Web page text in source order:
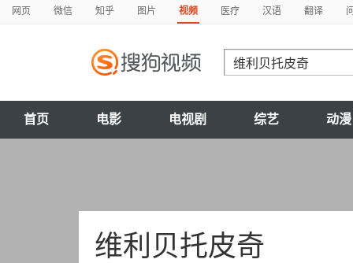
网页 微信 知乎 图片 视频 医疗 汉语 翻译
首页 电影 电视剧 综艺 动漫
维利贝托皮奇